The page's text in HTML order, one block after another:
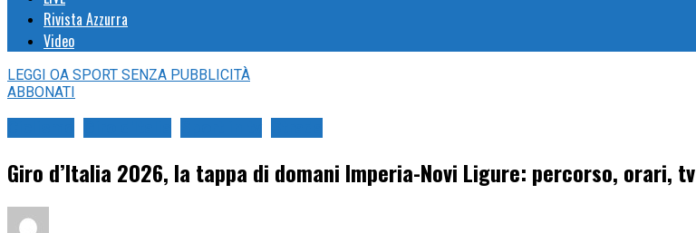
Rivista Azzurra
Video
LEGGI OA SPORT SENZA PUBBLICITÀ
ABBONATI
Giro d’Italia 2026, la tappa di domani Imperia-Novi Ligure: percorso, orari, tv